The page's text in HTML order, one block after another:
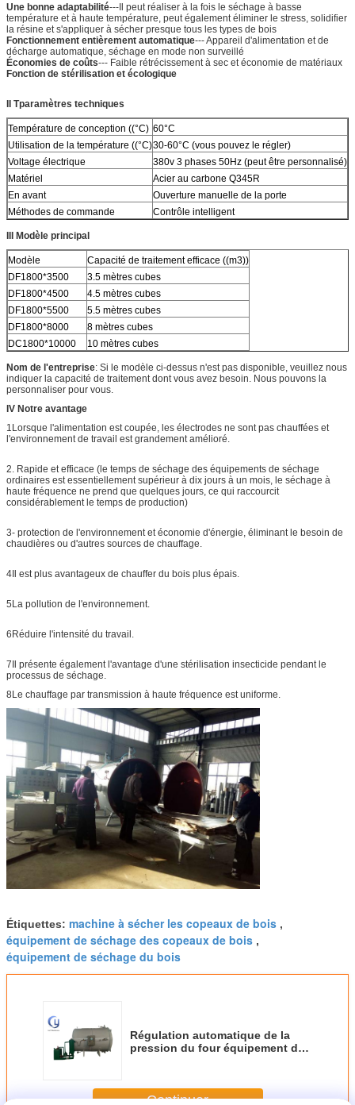
Une bonne adaptabilité---Il peut réaliser à la fois le séchage à basse
température et à haute température, peut également éliminer le stress, solidifier
la résine et s'appliquer à sécher presque tous les types de bois
Fonctionnement entièrement automatique--- Appareil d'alimentation et de
décharge automatique, séchage en mode non surveillé
Économies de coûts--- Faible rétrécissement à sec et économie de matériaux
Fonction de stérilisation et écologique
II Tparamètres techniques
Température de conception ((°C) 60°C
Utilisation de la température ((°C)30-60°C (vous pouvez le régler)
Voltage électrique
380v 3 phases 50Hz (peut être personnalisé)
Matériel
Acier au carbone Q345R
En avant
Ouverture manuelle de la porte
Méthodes de commande
Contrôle intelligent
III Modèle principal
Modèle
Capacité de traitement efficace ((m3))
DF1800*3500
3.5 mètres cubes
DF1800*4500
4.5 mètres cubes
DF1800*5500
5.5 mètres cubes
DF1800*8000
8 mètres cubes
DC1800*10000
10 mètres cubes
Nom de l'entreprise: Si le modèle ci-dessus n'est pas disponible, veuillez nous
indiquer la capacité de traitement dont vous avez besoin. Nous pouvons la
personnaliser pour vous.
IV Notre avantage
1Lorsque l'alimentation est coupée, les électrodes ne sont pas chauffées et
l'environnement de travail est grandement amélioré.
2. Rapide et efficace (le temps de séchage des équipements de séchage
ordinaires est essentiellement supérieur à dix jours à un mois, le séchage à
haute fréquence ne prend que quelques jours, ce qui raccourcit
considérablement le temps de production)
3- protection de l'environnement et économie d'énergie, éliminant le besoin de
chaudières ou d'autres sources de chauffage.
4Il est plus avantageux de chauffer du bois plus épais.
5La pollution de l'environnement.
6Réduire l'intensité du travail.
7Il présente également l'avantage d'une stérilisation insecticide pendant le
processus de séchage.
8Le chauffage par transmission à haute fréquence est uniforme.
Étiquettes: machine à sécher les copeaux de bois ,
équipement de séchage des copeaux de bois ,
équipement de séchage du bois
Régulation automatique de la
pression du four équipement de
Continuer